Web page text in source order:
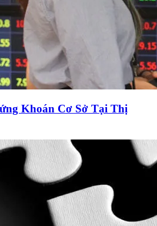
Khoán Cơ Sở Tại Thị